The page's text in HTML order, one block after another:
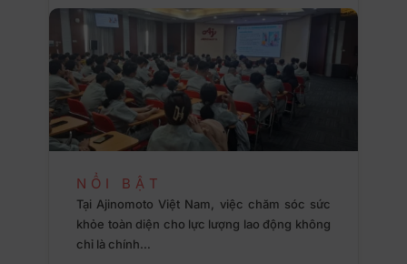
NỔI BẬT
Tại Ajinomoto Việt Nam, việc chăm sóc sức
khỏe toàn diện cho lực lượng lao động không
chỉ là chính…